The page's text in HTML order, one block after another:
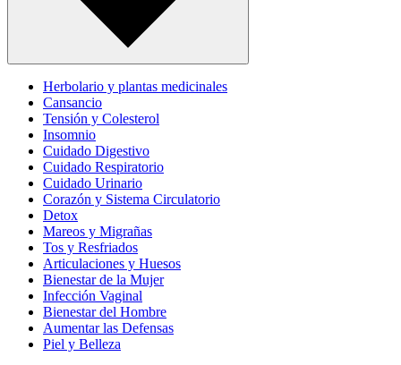
Herbolario y plantas medicinales
Cansancio
Tensión y Colesterol
Insomnio
Cuidado Digestivo
Cuidado Respiratorio
Cuidado Urinario
Corazón y Sistema Circulatorio
Detox
Mareos y Migrañas
Tos y Resfriados
Articulaciones y Huesos
Bienestar de la Mujer
Infección Vaginal
Bienestar del Hombre
Aumentar las Defensas
Piel y Belleza